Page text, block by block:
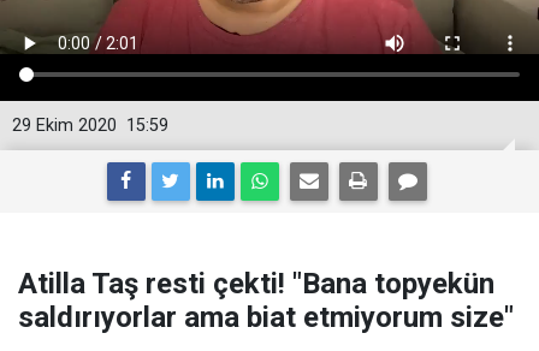
15:59
29 Ekim 2020
Atilla Taş resti çekti! "Bana topyekün
saldırıyorlar ama biat etmiyorum size"